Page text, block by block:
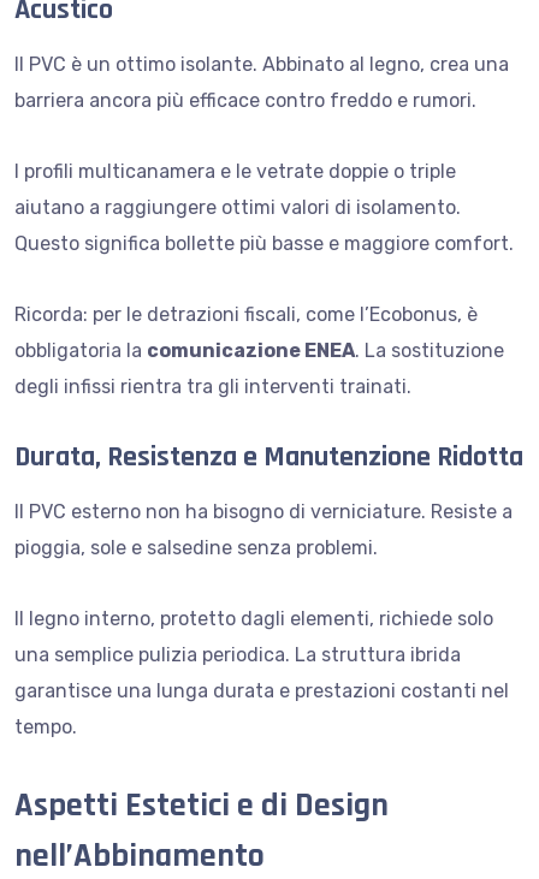
Acustico
Il PVC è un ottimo isolante. Abbinato al legno, crea una
barriera ancora più efficace contro freddo e rumori.
I profili multicanamera e le vetrate doppie o triple
aiutano a raggiungere ottimi valori di isolamento.
Questo significa bollette più basse e maggiore comfort.
Ricorda: per le detrazioni fiscali, come l’Ecobonus, è
obbligatoria la comunicazione ENEA. La sostituzione
degli infissi rientra tra gli interventi trainati.
Durata, Resistenza e Manutenzione Ridotta
Il PVC esterno non ha bisogno di verniciature. Resiste a
pioggia, sole e salsedine senza problemi.
Il legno interno, protetto dagli elementi, richiede solo
una semplice pulizia periodica. La struttura ibrida
garantisce una lunga durata e prestazioni costanti nel
tempo.
Aspetti Estetici e di Design
nell’Abbinamento